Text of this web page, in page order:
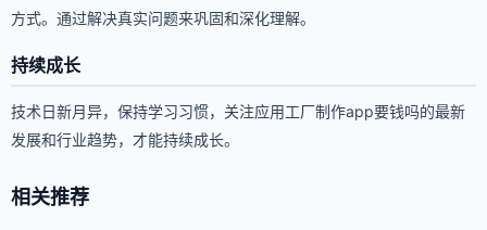
方式。通过解决真实问题来巩固和深化理解。
持续成长
技术日新月异，保持学习习惯，关注应用工厂制作app要钱吗的最新
发展和行业趋势，才能持续成长。
相关推荐